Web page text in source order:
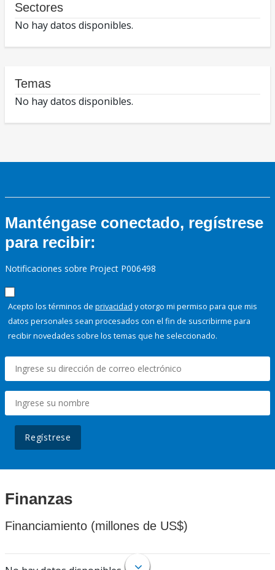
Sectores
No hay datos disponibles.
Temas
No hay datos disponibles.
Manténgase conectado, regístrese
para recibir:
Notificaciones sobre Project P006498
Acepto los términos de privacidad y otorgo mi permiso para que mis
datos personales sean procesados con el fin de suscribirme para
recibir novedades sobre los temas que he seleccionado.
Regístrese
Finanzas
Financiamiento (millones de US$)